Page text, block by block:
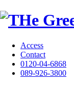
Access
Contact
0120-04-6868
089-926-3800